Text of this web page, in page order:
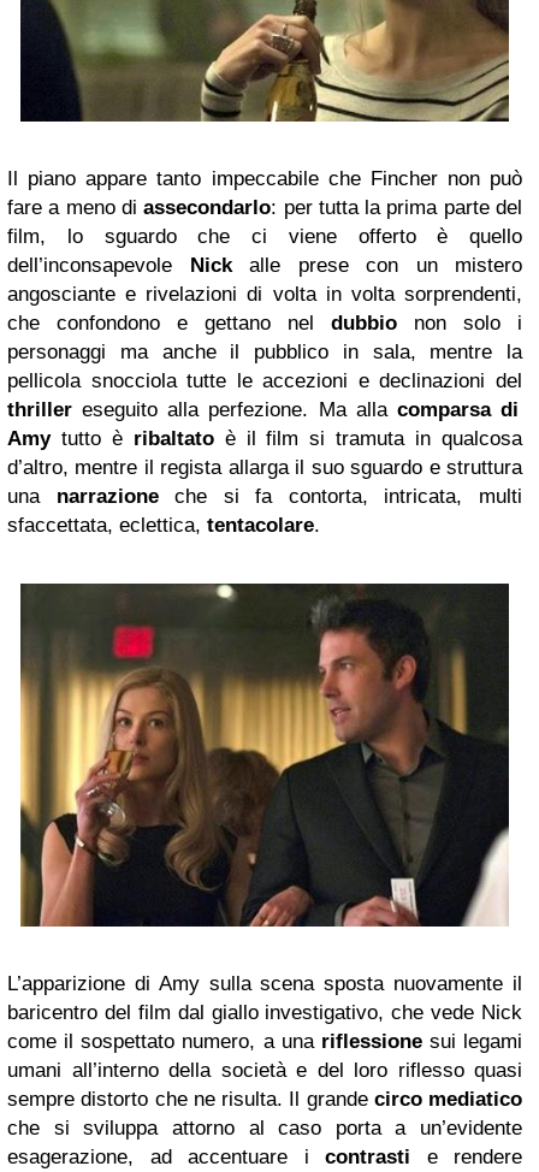
Il piano appare tanto impeccabile che Fincher non può
fare a meno diassecondarlo: per tutta la prima parte del
film, lo sguardo che ci viene offerto è quello
dell’inconsapevole Nick alle prese con un mistero
angosciante e rivelazioni di volta in volta sorprendenti,
che confondono e gettano nel dubbio non solo i
personaggi ma anche il pubblico in sala, mentre la
pellicola snocciola tutte le accezioni e declinazioni del
thriller eseguito alla perfezione. Ma alla comparsa di
Amytutto è ribaltato è il film si tramuta in qualcosa
d’altro, mentre il regista allarga il suo sguardo e struttura
una narrazioneche si fa contorta, intricata, multi
sfaccettata, eclettica, tentacolare.
L’apparizione di Amy sulla scena sposta nuovamente il
baricentro del film dal giallo investigativo, che vede Nick
come il sospettato numero, a una riflessionesui legami
umani all’interno della società e del loro riflesso quasi
sempre distorto che ne risulta. Il grande circo mediatico
che si sviluppa attorno al caso porta a un’evidente
esagerazione, ad accentuare i contrasti e rendere